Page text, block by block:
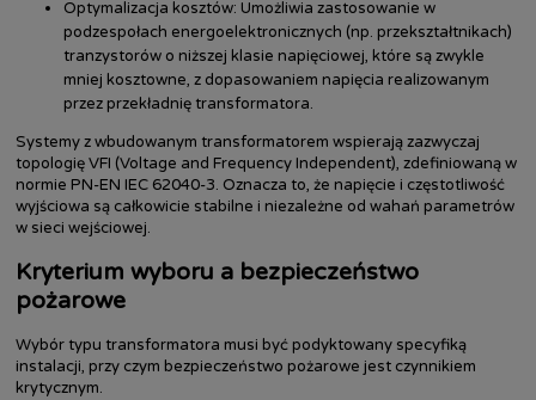
Optymalizacja kosztów: Umożliwia zastosowanie w
podzespołach energoelektronicznych (np. przekształtnikach)
tranzystorów o niższej klasie napięciowej, które są zwykle
mniej kosztowne, z dopasowaniem napięcia realizowanym
przez przekładnię transformatora.
Systemy z wbudowanym transformatorem wspierają zazwyczaj
topologię VFI (Voltage and Frequency Independent), zdefiniowaną w
normie PN-EN IEC 62040-3. Oznacza to, że napięcie i częstotliwość
wyjściowa są całkowicie stabilne i niezależne od wahań parametrów
w sieci wejściowej.
Kryterium wyboru a bezpieczeństwo
pożarowe
Wybór typu transformatora musi być podyktowany specyfiką
instalacji, przy czym bezpieczeństwo pożarowe jest czynnikiem
krytycznym.